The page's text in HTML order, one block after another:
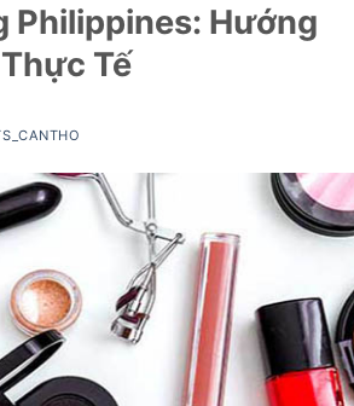
Philippines: Hướng
Tế